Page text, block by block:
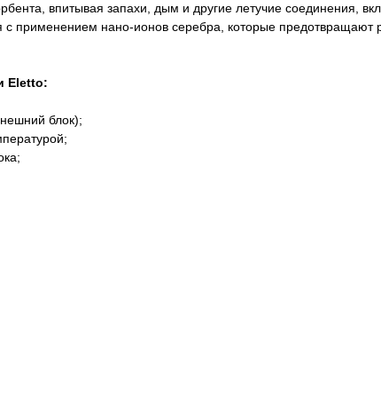
впитывая запахи, дым и другие летучие соединения,
с применением нано-ионов серебра, которые предотвращают
Eletto:
блок);